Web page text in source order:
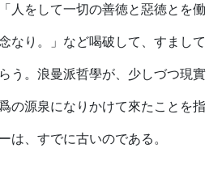
人をして一切の善徳と惡徳とを働
なり。」など喝破して、すまして
う。浪曼派哲學が、少しづつ現實
の源泉になりかけて來たことを指
は、すでに古いのである。